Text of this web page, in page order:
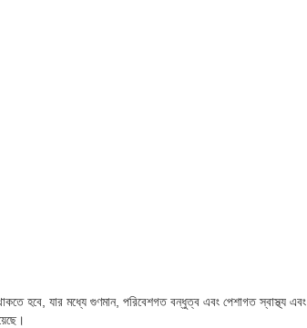
হবে, যার মধ্যে গুণমান, পরিবেশগত বন্ধুত্ব এবং পেশাগত স্বাস্থ্য এবং